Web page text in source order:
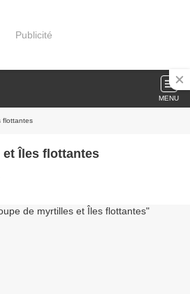
Publicité
MENU
flottantes
Îles flottantes